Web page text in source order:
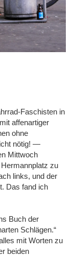
Faschisten in
affenartiger
ohne
nötig! —
Mittwoch
zu
links, und der
Das fand ich
Buch der
Schlägen.“
mit Worten zu
beiden